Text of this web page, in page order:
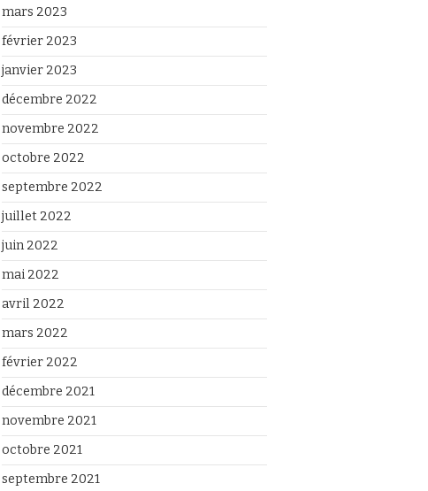
mars 2023
février 2023
janvier 2023
décembre 2022
novembre 2022
octobre 2022
septembre 2022
juillet 2022
juin 2022
mai 2022
avril 2022
mars 2022
février 2022
décembre 2021
novembre 2021
octobre 2021
septembre 2021